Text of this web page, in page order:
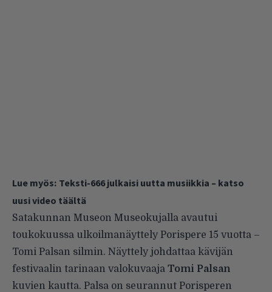
Lue myös: Teksti-666 julkaisi uutta musiikkia – katso
uusi video täältä
Satakunnan Museon Museokujalla avautui
toukokuussa ulkoilmanäyttely Porispere 15 vuotta –
Tomi Palsan silmin. Näyttely johdattaa kävijän
festivaalin tarinaan valokuvaaja Tomi Palsan
kuvien kautta. Palsa on seurannut Porisperen